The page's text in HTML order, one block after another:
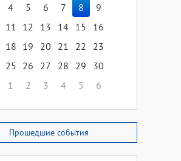
4 5 6 7 8
9
11 12 13 14 15
16
18 19 20 21 22
23
25 26 27 28 29
30
1 2 3 4 5 6
Прошедшие события